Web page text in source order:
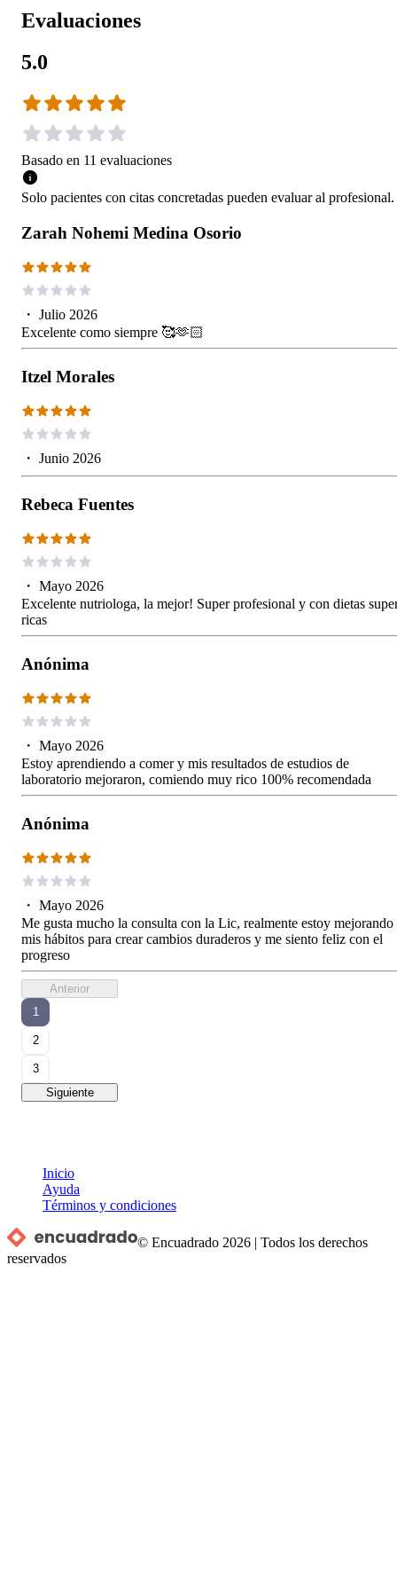
Evaluaciones
5.0
Basado en 11 evaluaciones
Solo pacientes con citas concretadas pueden evaluar al profesional.
Zarah Nohemi Medina Osorio
・ Julio 2026
Excelente como siempre 🥰🫶🏻
Itzel Morales
・ Junio 2026
Rebeca Fuentes
・ Mayo 2026
Excelente nutriologa, la mejor! Super profesional y con dietas
ricas
Anónima
・ Mayo 2026
Estoy aprendiendo a comer y mis resultados de estudios de
laboratorio mejoraron, comiendo muy rico 100% recomendada
Anónima
・ Mayo 2026
Me gusta mucho la consulta con la Lic, realmente estoy mejorando
mis hábitos para crear cambios duraderos y me siento feliz con el
progreso
Anterior
1
2
3
Siguiente
Inicio
Ayuda
Términos y condiciones
© Encuadrado 2026 |Todos los derechos
reservados